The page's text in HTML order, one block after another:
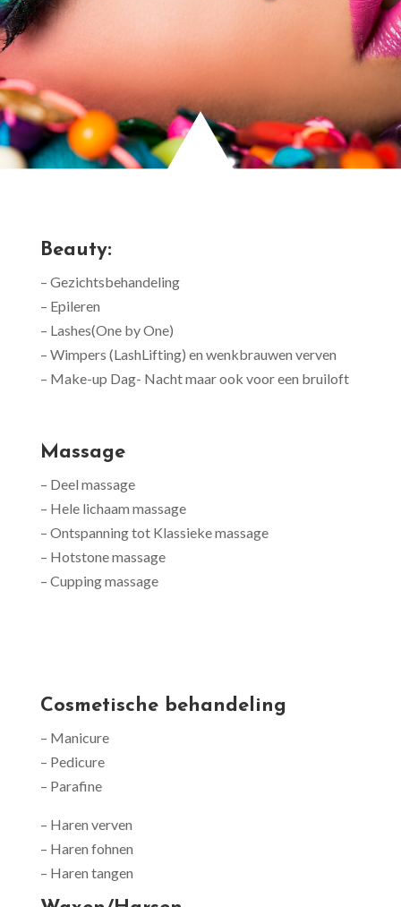
Beauty:
– Gezichtsbehandeling
– Epileren
– Lashes(One by One)
– Wimpers (LashLifting) en wenkbrauwen verven
– Make-up Dag- Nacht maar ook voor een bruiloft
Massage
– Deel massage
– Hele lichaam massage
– Ontspanning tot Klassieke massage
– Hotstone massage
– Cupping massage
Cosmetische behandeling
– Manicure
– Pedicure
– Parafine
– Haren verven
– Haren fohnen
– Haren tangen